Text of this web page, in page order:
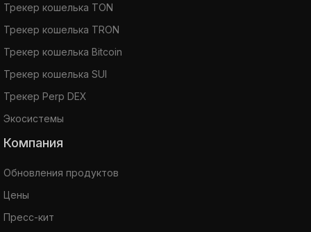
Трекер кошелька TON
Трекер кошелька TRON
Трекер кошелька Bitcoin
Трекер кошелька SUI
Трекер Perp DEX
Экосистемы
Компания
Обновления продуктов
Цены
Пресс-кит